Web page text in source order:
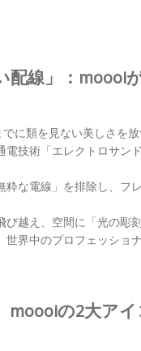
配線」：moooi
に類を見ない美しさを放
技術「エレクトロサン
な電線」を排除し、フ
越え、空間に「光の彫
界中のプロフェッショ
moooiの2大ア